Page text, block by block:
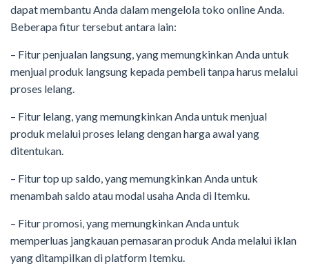
dapat membantu Anda dalam mengelola toko online Anda.
Beberapa fitur tersebut antara lain:
– Fitur penjualan langsung, yang memungkinkan Anda untuk
menjual produk langsung kepada pembeli tanpa harus melalui
proses lelang.
– Fitur lelang, yang memungkinkan Anda untuk menjual
produk melalui proses lelang dengan harga awal yang
ditentukan.
– Fitur top up saldo, yang memungkinkan Anda untuk
menambah saldo atau modal usaha Anda di Itemku.
– Fitur promosi, yang memungkinkan Anda untuk
memperluas jangkauan pemasaran produk Anda melalui iklan
yang ditampilkan di platform Itemku.